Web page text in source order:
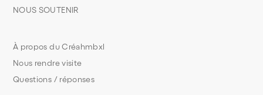
À propos du Créahmbxl
Nous rendre visite
Questions / réponses
NOUS SOUTENIR